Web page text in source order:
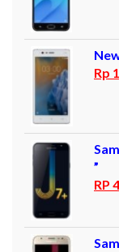
Rp
”
RP